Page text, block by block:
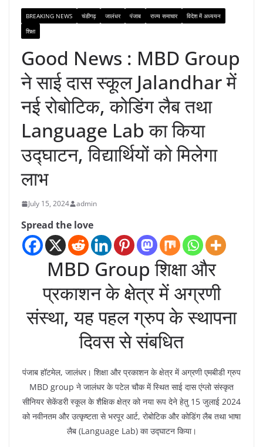
BREAKING NEWS चंडीगढ़ जालंधर पंजाब राज्य समाचार
विदेश में अध्ययन
शिक्षा
Good News : MBD Group
ने साई दास स्कूल Jalandhar में
नई रोबोटिक, कोडिंग लैब तथा
Language Lab का किया
उद्घाटन, विद्यार्थियों को मिलेगा
लाभ
July 15, 2024 admin
Spread the love
MBD Group शिक्षा और
प्रकाशन के क्षेत्र में अग्रणी
संस्था, यह पहल ग्रुप के स्थापना
दिवस से संबधित
पंजाब हॉटमेल, जालंधर। शिक्षा और प्रकाशन के क्षेत्र में अग्रणी एमबीडी ग्रुप
MBD group ने जालंधर के पटेल चौक में स्थित साई दास एंग्लो संस्कृत
सीनियर सेकेंडरी स्कूल के शैक्षिक क्षेत्र को नया रूप देने हेतु 15 जुलाई 2024
को नवीनतम और उत्कृष्टता से भरपूर आर्ट, रोबोटिक और कोडिंग लैब तथा भाषा
लैब (Language Lab) का उ‌द्घाटन किया।